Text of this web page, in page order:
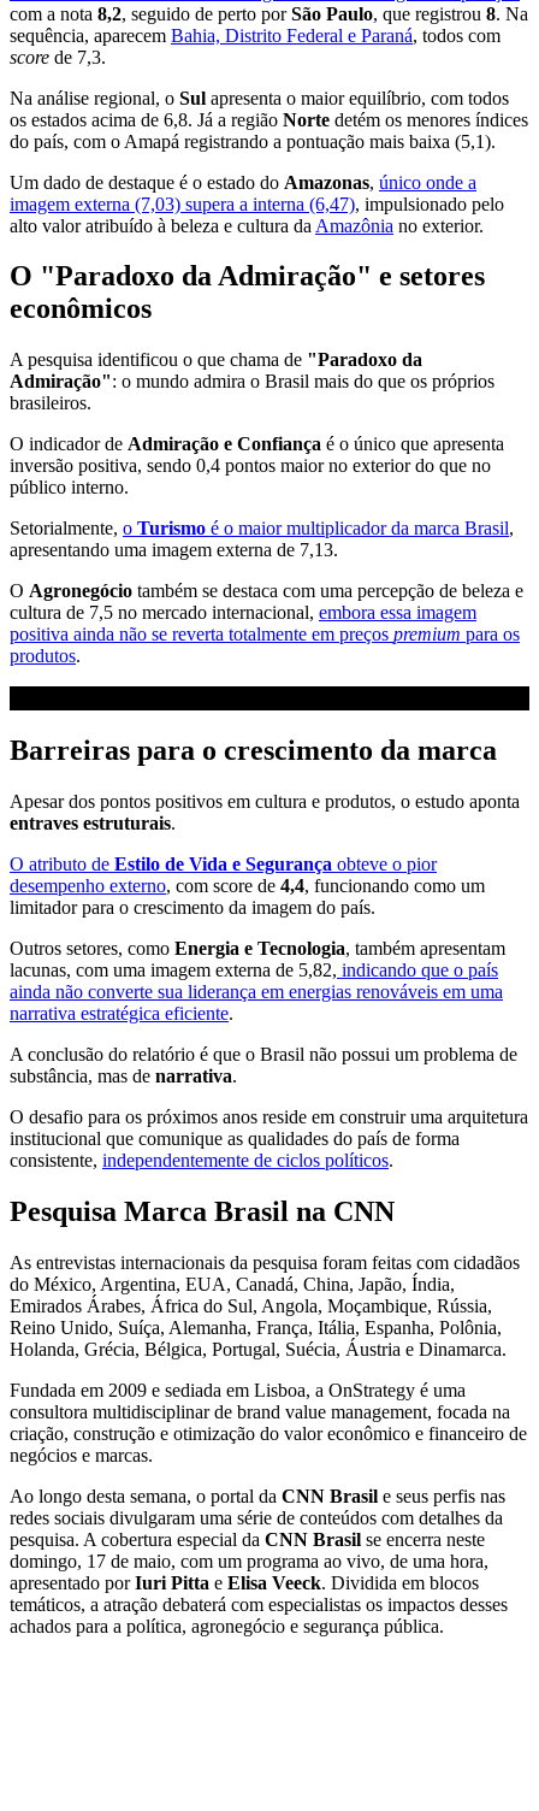
com a nota 8,2, seguido de perto porSão Paulo, que registrou 8. Na
sequência, aparecem Bahia, Distrito Federal e Paraná, todos com
score de 7,3.
Na análise regional, o Sul apresenta o maior equilíbrio, com todos
os estados acima de 6,8. Já a região Norte detém os menores índices
do país, com o Amapá registrando a pontuação mais baixa (5,1).
Um dado de destaque é o estado do Amazonas, único onde a
imagem externa (7,03) supera a interna (6,47), impulsionado pelo
alto valor atribuído à beleza e cultura da Amazônia no exterior.
O "Paradoxo da Admiração" e setores
econômicos
A pesquisa identificou o que chama de "Paradoxo da
Admiração": o mundo admira o Brasil mais do que os próprios
brasileiros.
O indicador de Admiração e Confiança é o único que apresenta
inversão positiva, sendo 0,4 pontos maior no exterior do que no
público interno.
Setorialmente, o Turismo é o maior multiplicador da marca Brasil,
apresentando uma imagem externa de 7,13.
O Agronegócio também se destaca com uma percepção de beleza e
cultura de 7,5 no mercado internacional, embora essa imagem
positiva ainda não se reverta totalmente em preços premium para os
produtos.
Barreiras para o crescimento da marca
Apesar dos pontos positivos em cultura e produtos, o estudo aponta
entraves estruturais.
O atributo de Estilo de Vida e Segurança obteve o pior
desempenho externo, com score de 4,4, funcionando como um
limitador para o crescimento da imagem do país.
Outros setores, como Energia e Tecnologia, também apresentam
lacunas, com uma imagem externa de 5,82, indicando que o país
ainda não converte sua liderança em energias renováveis em uma
narrativa estratégica eficiente.
A conclusão do relatório é que o Brasil não possui um problema de
substância, mas de narrativa.
O desafio para os próximos anos reside em construir uma arquitetura
institucional que comunique as qualidades do país de forma
consistente, independentemente de ciclos políticos.
Pesquisa Marca Brasil na CNN
As entrevistas internacionais da pesquisa foram feitas com cidadãos
do México, Argentina, EUA, Canadá, China, Japão, Índia,
Emirados Árabes, África do Sul, Angola, Moçambique, Rússia,
Reino Unido, Suíça, Alemanha, França, Itália, Espanha, Polônia,
Holanda, Grécia, Bélgica, Portugal, Suécia, Áustria e Dinamarca.
Fundada em 2009 e sediada em Lisboa, a OnStrategy é uma
consultora multidisciplinar de brand value management, focada na
criação, construção e otimização do valor econômico e financeiro de
negócios e marcas.
Ao longo desta semana, o portal da CNN Brasil e seus perfis nas
redes sociais divulgaram uma série de conteúdos com detalhes da
pesquisa. A cobertura especial da CNN Brasil se encerra neste
domingo, 17 de maio, com um programa ao vivo, de uma hora,
apresentado porIuri Pitta e Elisa Veeck. Dividida em blocos
temáticos, a atração debaterá com especialistas os impactos desses
achados para a política, agronegócio e segurança pública.